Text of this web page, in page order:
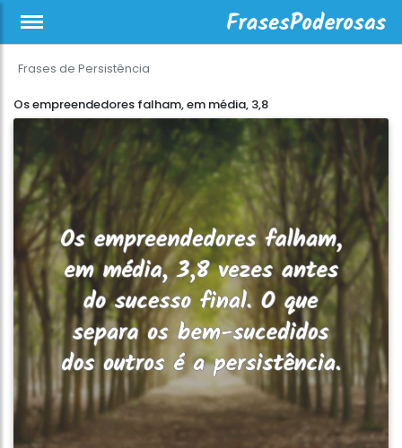
Frases de Persistência
Os empreendedores falham, em média, 3,8